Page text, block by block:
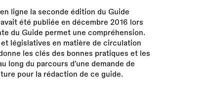
ligne la seconde édition du Guide
été publiée en décembre 2016 lors
du Guide permet une compréhension.
législatives en matière de circulation
les clés des bonnes pratiques et les
long du parcours d’une demande de
pour la rédaction de ce guide.